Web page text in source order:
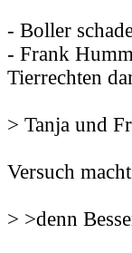
- Boller
- Frank
Tierrechten
> Tanja und
Versuch
> >denn